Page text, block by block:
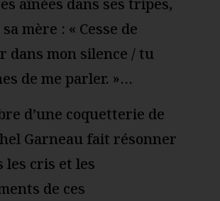
aînées dans ses tripes,
mère : « Cesse de
dans mon silence / tu
de me parler. »…
d’une coquetterie de
Garneau fait résonner
les cris et les
de ces